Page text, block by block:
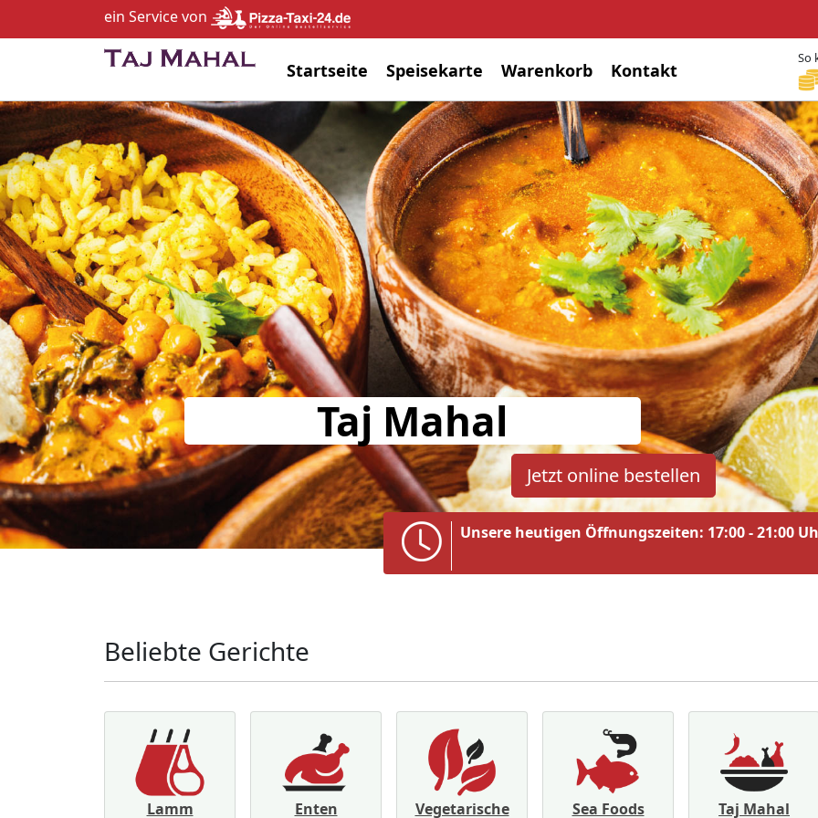
ein Service von
Startseite Speisekarte Warenkorb Kontakt
So
Taj Mahal
Jetzt online bestellen
Unsere heutigen Öffnungszeiten: 17:00 - 21:00
Beliebte Gerichte
Lamm Enten Vegetarische Sea Foods Taj Mahal